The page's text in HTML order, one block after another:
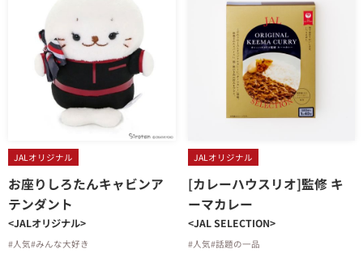
JALオリジナル
お座りしろたんキャビンア
テンダント
<JALオリジナル>
#人気#みんな大好き
JALオリジナル
[カレーハウスリオ]監修 キ
ーマカレー
<JAL SELECTION>
#人気#話題の一品